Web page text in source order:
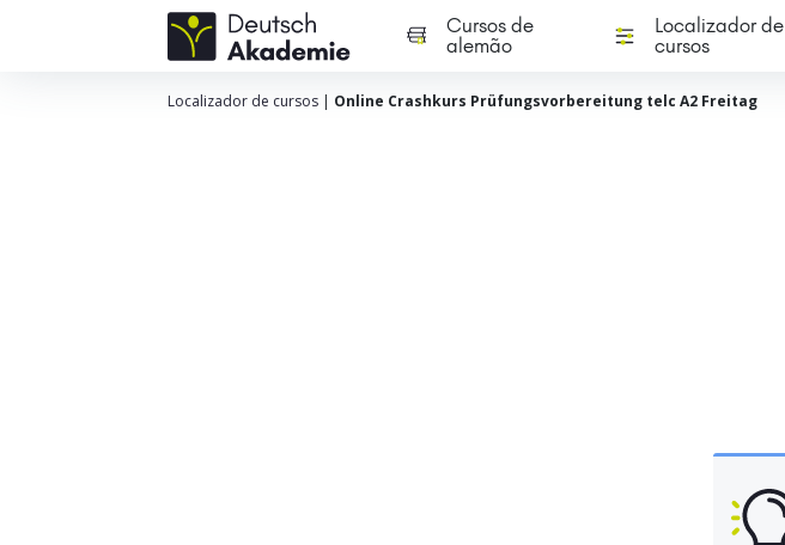
Cursos de
alemão
Localizador de
cursos
Localizador de cursos| Online Crashkurs Prüfungsvorbereitung telc A2 Freitag